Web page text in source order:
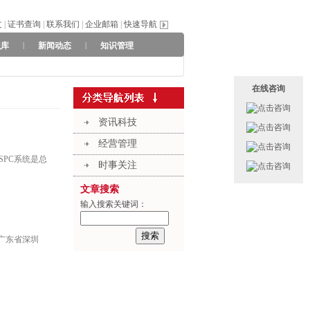
证书查询 联系我们 企业邮箱 |快速导航
| 新闻动态 | 知识管理
系统是总
东省深圳
资讯科技
经营管理
时事关注
文章搜索
输入搜索关键词：
在线咨询